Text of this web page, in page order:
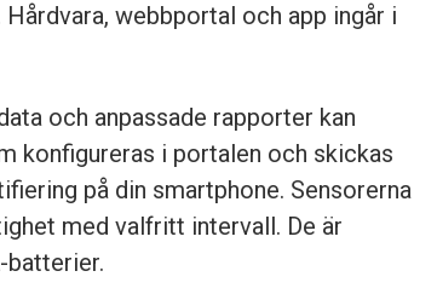
webbportal och app ingår i
och anpassade rapporter kan
konfigureras i portalen och skickas
på din smartphone. Sensorerna
med valfritt intervall. De är
batterier.